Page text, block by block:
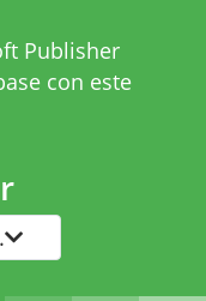
Publisher
con este